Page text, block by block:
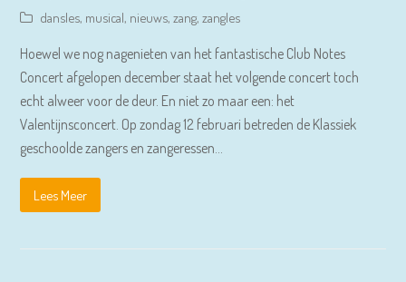
dansles musical nieuws ,zang ,zangles
Hoewel we nog nagenieten van het fantastische Club Notes
Concert afgelopen december staat het volgende concert toch
echt alweer voor de deur. En niet zo maar een: het
Valentijnsconcert. Op zondag 12 februari betreden de Klassiek
geschoolde zangers en zangeressen…
Lees Meer